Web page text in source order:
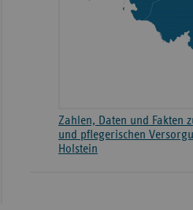
Zahlen, Daten und Fakten
und pflegerischen
Holstein